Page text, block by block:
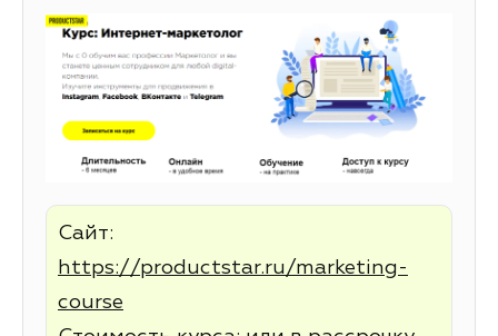
Сайт:
https://productstar.ru/marketing-
course